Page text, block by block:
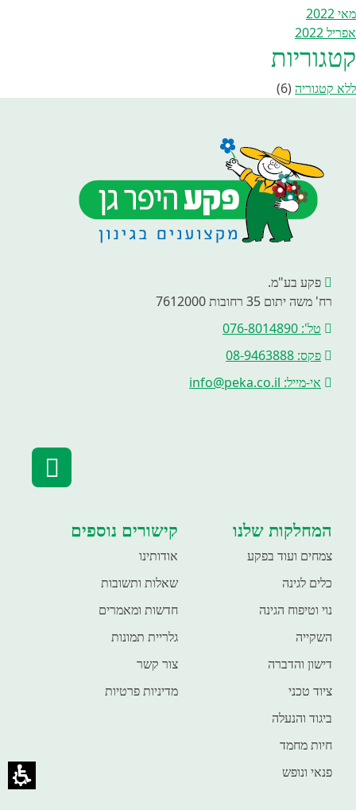
מאי 2022
אפריל 2022
קטגוריות
ללא קטגוריה(6)
פקע בע"מ.
רח' משה יתום 35 רחובות 7612000
טל': 076-8014890
פקס: 08-9463888
אי-מייל: info@peka.co.il
המחלקות שלנו
צמחים ועוד בפקע
כלים לגינה
נוי וטיפוח הגינה
השקייה
דישון והדברה
ציוד טכני
ביגוד והנעלה
חיות מחמד
פנאי ונופש
קישורים נוספים
אודותינו
שאלות ותשובות
חדשות ומאמרים
גלריית תמונות
צור קשר
מדיניות פרטיות